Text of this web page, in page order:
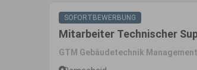
SOFORTBEWERBUNG
Mitarbeiter Technischer
GTM Gebäudetechnik Management